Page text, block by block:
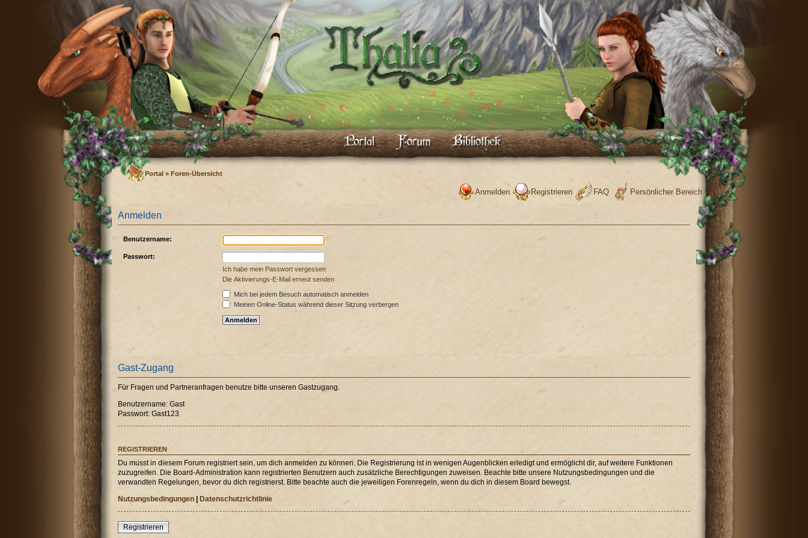
Portal » Foren-Übersicht
Persönlicher Bereich
FAQ
Registrieren
Anmelden
Anmelden
Benutzername:
Passwort:
Ich habe mein Passwort vergessen
Die Aktivierungs-E-Mail erneut senden
Mich bei jedem Besuch automatisch anmelden
Meinen Online-Status während dieser Sitzung verbergen
Gast-Zugang
Für Fragen und Partneranfragen benutze bitte unseren Gastzugang.
Benutzername: Gast
Passwort: Gast123
REGISTRIEREN
Du musst in diesem Forum registriert sein, um dich anmelden zu können. Die Registrierung ist in wenigen Augenblicken erledigt und ermöglicht dir, auf weitere Funktionen
zuzugreifen. Die Board-Administration kann registrierten Benutzern auch zusätzliche Berechtigungen zuweisen. Beachte bitte unsere Nutzungsbedingungen und die
verwandten Regelungen, bevor du dich registrierst. Bitte beachte auch die jeweiligen Forenregeln, wenn du dich in diesem Board bewegst.
Nutzungsbedingungen |Datenschutzrichtlinie
Registrieren